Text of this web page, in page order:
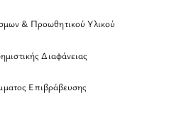
& Προωθητικού Υλικού
Διαφάνειας
Επιβράβευσης